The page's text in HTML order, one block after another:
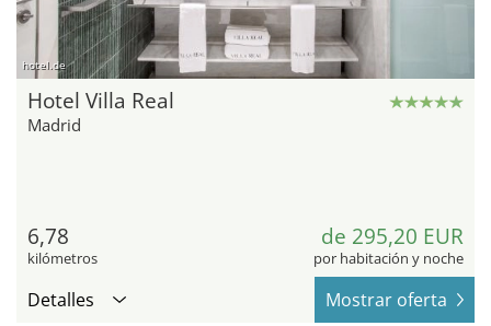
hotel.de
Hotel Villa Real
Madrid
6,78
kilómetros
de 295,20 EUR
por habitación y noche
Detalles Mostrar oferta